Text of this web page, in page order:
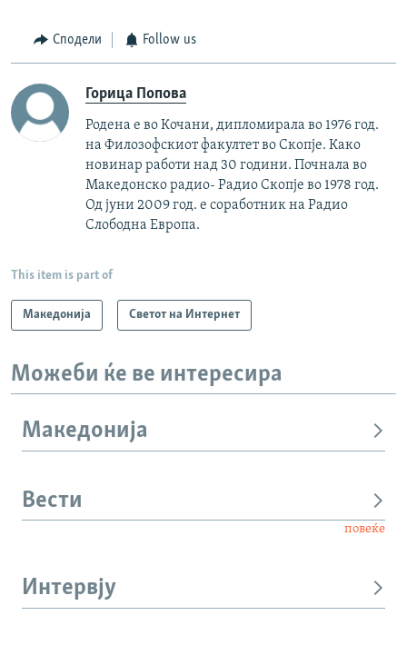
Сподели Follow us
Горица Попова
Родена е во Кочани, дипломирала во 1976 год.
на Филозофскиот факултет во Скопје. Како
новинар работи над 30 години. Почнала во
Македонско радио- Радио Скопје во 1978 год.
Од јуни 2009 год. е соработник на Радио
Слободна Европа.
This item is part of
Македонија Светот на Интернет
Можеби ќе ве интересира
Македонија
Вести
повеќе
Интервју